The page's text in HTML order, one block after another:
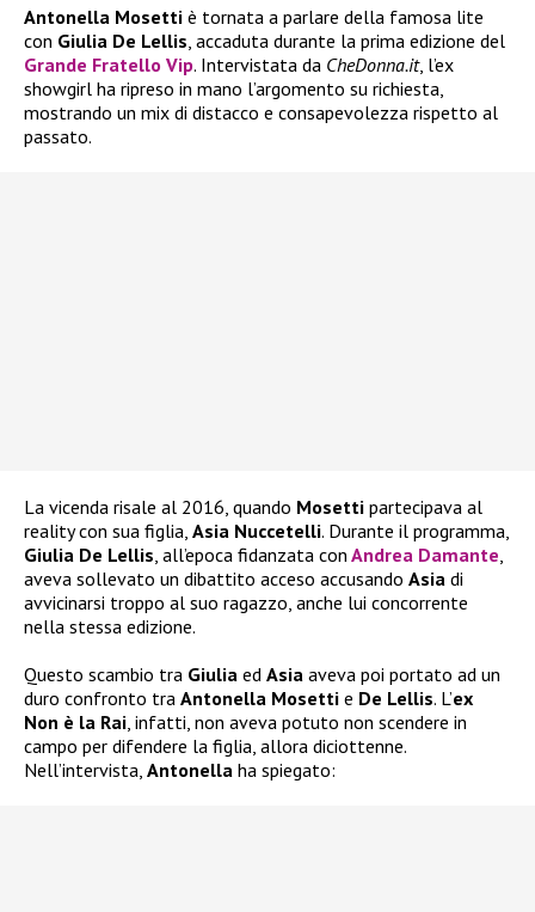
Antonella Mosetti è tornata a parlare della famosa lite
con Giulia De Lellis, accaduta durante la prima edizione del
Grande Fratello Vip. Intervistata da CheDonna.it, l’ex
showgirl ha ripreso in mano l’argomento su richiesta,
mostrando un mix di distacco e consapevolezza rispetto al
passato.
La vicenda risale al 2016, quando Mosetti partecipava al
reality con sua figlia, Asia Nuccetelli. Durante il programma,
Giulia De Lellis, all’epoca fidanzata con Andrea Damante,
aveva sollevato un dibattito acceso accusando Asia di
avvicinarsi troppo al suo ragazzo, anche lui concorrente
nella stessa edizione.
Questo scambio tra Giulia ed Asia aveva poi portato ad un
duro confronto tra Antonella Mosetti e De Lellis. L’ex
Non è la Rai, infatti, non aveva potuto non scendere in
campo per difendere la figlia, allora diciottenne.
Nell’intervista, Antonella ha spiegato: